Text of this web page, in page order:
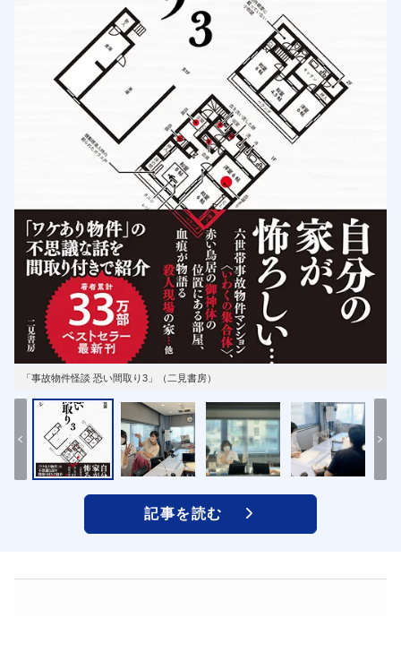
「事故物件怪談 恐い間取り3」（二見書房）
記事を読む